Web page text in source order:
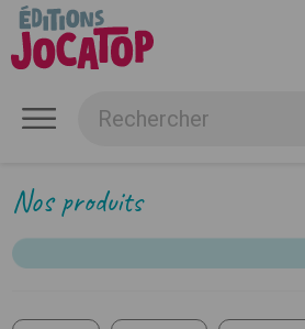
Nos produits